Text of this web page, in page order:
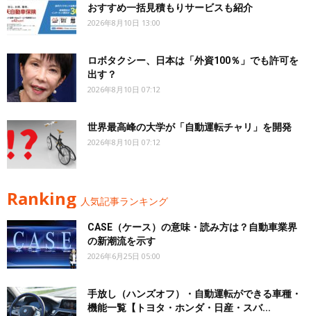
おすすめ一括見積もりサービスも紹介
2026年8月10日 13:00
ロボタクシー、日本は「外資100％」でも許可を
出す？
2026年8月10日 07:12
世界最高峰の大学が「自動運転チャリ」を開発
2026年8月10日 07:12
Ranking 人気記事ランキング
CASE（ケース）の意味・読み方は？自動車業界
の新潮流を示す
2026年6月25日 05:00
手放し（ハンズオフ）・自動運転ができる車種・
機能一覧【トヨタ・ホンダ・日産・スバ...